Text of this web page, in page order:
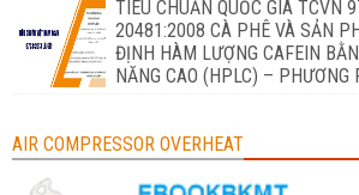
TIÊU CHUẨN QUỐC GIA TCVN
20481:2008 CÀ PHÊ VÀ SẢN
ĐỊNH HÀM LƯỢNG CAFEIN
NĂNG CAO (HPLC) – PHƯƠNG
AIR COMPRESSOR OVERHEAT